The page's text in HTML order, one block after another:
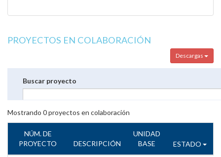
PROYECTOS EN COLABORACIÓN
Descargas
Buscar proyecto
Mostrando 0proyectos en colaboración
NÚM. DE
PROYECTO
DESCRIPCIÓN
UNIDAD
BASE
ESTADO